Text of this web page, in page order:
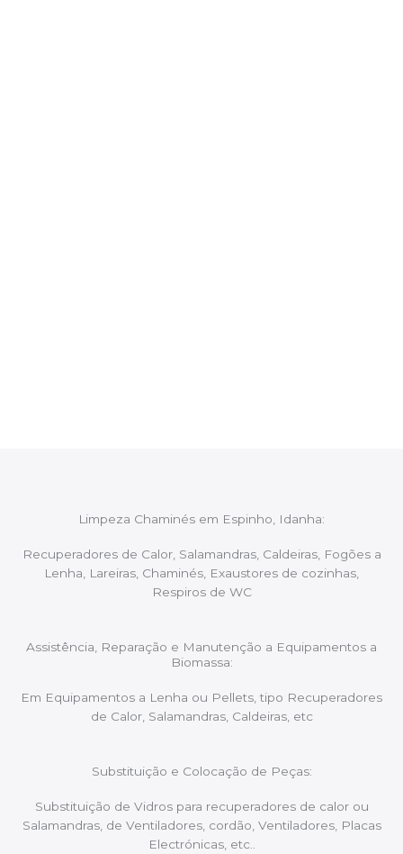
Limpeza Chaminés em Espinho, Idanha:
Recuperadores de Calor, Salamandras, Caldeiras, Fogões a
Lenha, Lareiras, Chaminés, Exaustores de cozinhas,
Respiros de WC
Assistência, Reparação e Manutenção a Equipamentos a
Biomassa:
Em Equipamentos a Lenha ou Pellets, tipo Recuperadores
de Calor, Salamandras, Caldeiras, etc
Substituição e Colocação de Peças:
Substituição de Vidros para recuperadores de calor ou
Salamandras, de Ventiladores, cordão, Ventiladores, Placas
Electrónicas, etc..